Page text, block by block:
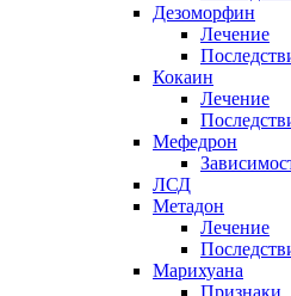
Дезоморфин
Лечение
Кокаин
Лечение
Мефедрон
ЛСД
Метадон
Лечение
Марихуана
Признаки